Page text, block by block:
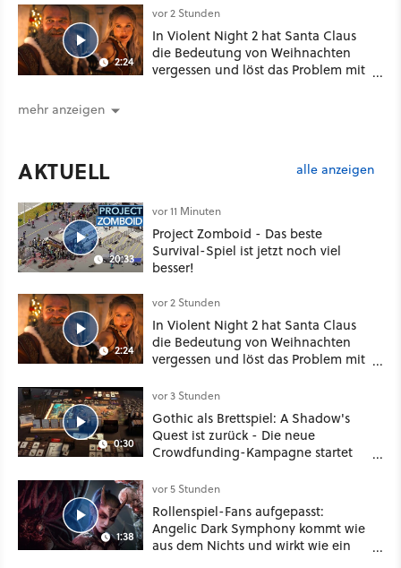
Klasse
2:24
vor 2 Stunden
In Violent Night 2 hat Santa Claus
die Bedeutung von Weihnachten
vergessen und löst das Problem mit
mehr anzeigen
AKTUELL alle anzeigen
20:33
vor 11 Minuten
Project Zomboid - Das beste
Survival-Spiel ist jetzt noch viel
besser!
2:24
vor 2 Stunden
In Violent Night 2 hat Santa Claus
die Bedeutung von Weihnachten
vergessen und löst das Problem mit
0:30
vor 3 Stunden
Gothic als Brettspiel: A Shadow's
Quest ist zurück - Die neue
Crowdfunding-Kampagne startet
1:38
vor 5 Stunden
Rollenspiel-Fans aufgepasst:
Angelic Dark Symphony kommt wie
aus dem Nichts und wirkt wie ein